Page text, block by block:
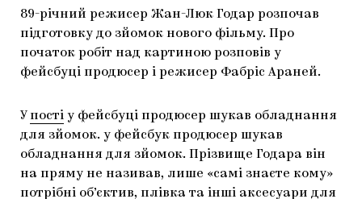
КІНО
МУЗЕЇ
КОЛЕКЦІЇ
АРТЦЕНТРИ
ІСТОРІЇ
КОНСПЕКТИ
ДОСЛІДНИЦЬКА ПЛАТФОРМА
ЗАПАЛЕННЯ
МАРІУПОЛЬСЬКІ МАРГІНАЛІЇ
CARPATHIAN CULT ПРО РІЗДВЯНІ СВЯТА
КРАМНИЦЯ
89-річний режисер Жан-Люк Годар розпочав
підготовку до зйомок нового фільму. Про
початок робіт над картиною розповів у
фейсбуці продюсер і режисер Фабріс Араней.
У пості у фейсбуці продюсер шукав обладнання
для зйомок. у фейсбук продюсер шукав
обладнання для зйомок. Прізвище Годара він
на пряму не називав, лише «самі знаєте кому»
потрібні об’єктив, плівка та інші аксесуари для